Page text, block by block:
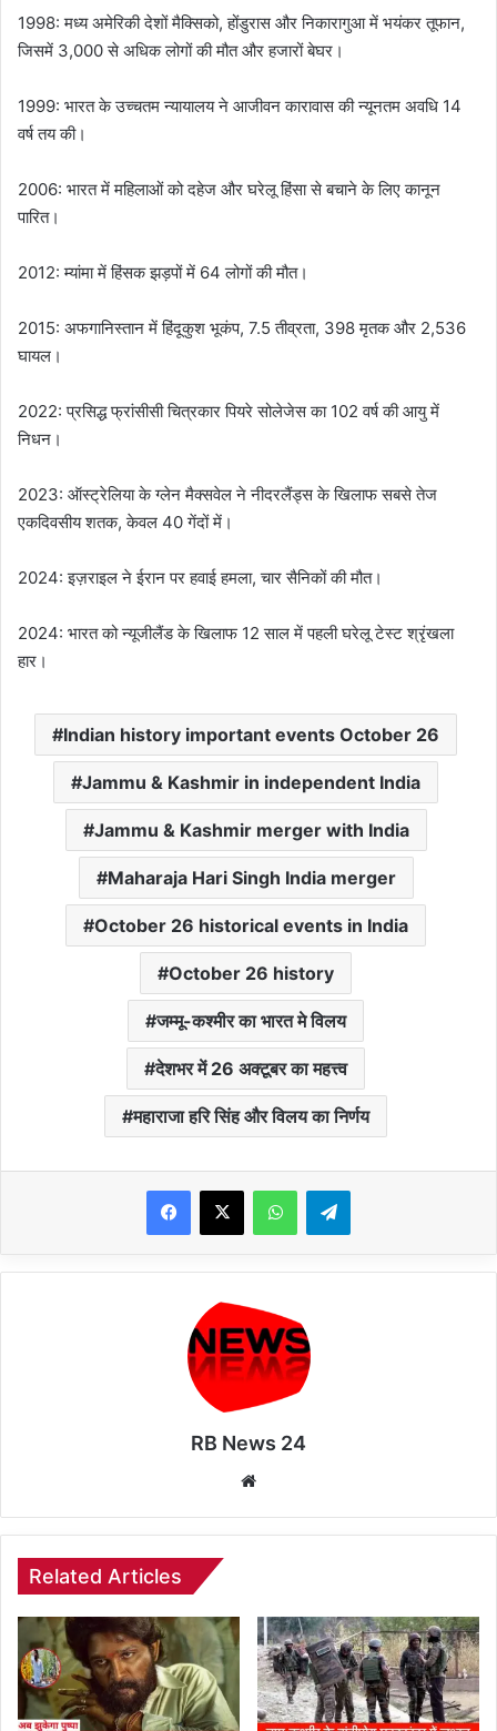
1998: मध्य अमेरिकी देशों मैक्सिको, होंडुरास और निकारागुआ में भयंकर तूफान,
जिसमें 3,000 से अधिक लोगों की मौत और हजारों बेघर।
1999: भारत के उच्चतम न्यायालय ने आजीवन कारावास की न्यूनतम अवधि 14
वर्ष तय की।
2006: भारत में महिलाओं को दहेज और घरेलू हिंसा से बचाने के लिए कानून
पारित।
2012: म्यांमा में हिंसक झड़पों में 64 लोगों की मौत।
2015: अफगानिस्तान में हिंदूकुश भूकंप, 7.5 तीव्रता, 398 मृतक और 2,536
घायल।
2022: प्रसिद्ध फ्रांसीसी चित्रकार पियरे सोलेजेस का 102 वर्ष की आयु में
निधन।
2023: ऑस्ट्रेलिया के ग्लेन मैक्सवेल ने नीदरलैंड्स के खिलाफ सबसे तेज
एकदिवसीय शतक, केवल 40 गेंदों में।
2024: इज़राइल ने ईरान पर हवाई हमला, चार सैनिकों की मौत।
2024: भारत को न्यूजीलैंड के खिलाफ 12 साल में पहली घरेलू टेस्ट श्रृंखला
हार।
Indian history important events October 26
Jammu & Kashmir in independent India
Jammu & Kashmir merger with India
Maharaja Hari Singh India merger
October 26 historical events in India
October 26 history
जम्मू-कश्मीर का भारत मे विलय
देशभर में 26 अक्टूबर का महत्त्व
महाराजा हरि सिंह और विलय का निर्णय
WhatsAppTelegram
RB News 24
Related Articles